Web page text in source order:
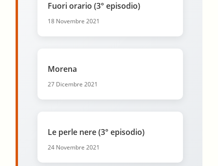
Fuori orario (3° episodio)
18 Novembre 2021
Morena
27 Dicembre 2021
Le perle nere (3° episodio)
24 Novembre 2021